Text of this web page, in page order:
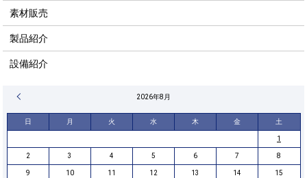
素材販売
製品紹介
設備紹介
2026年8月
日 月 火 水 木 金 土
1
2 3 4 5 6 7 8
9 10 11 12 13 14 15